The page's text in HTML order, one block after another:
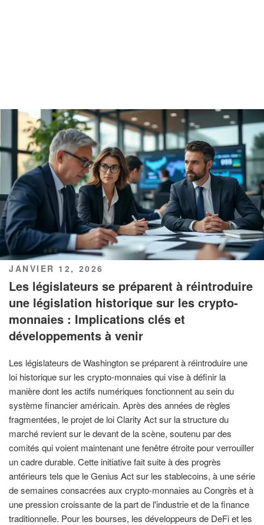
PUBLIÉ
LE
JANVIER 12, 2026
Les législateurs se préparent à réintroduire
une législation historique sur les crypto-
monnaies : Implications clés et
développements à venir
Les législateurs de Washington se préparent à réintroduire une
loi historique sur les crypto-monnaies qui vise à définir la
manière dont les actifs numériques fonctionnent au sein du
système financier américain. Après des années de règles
fragmentées, le projet de loi Clarity Act sur la structure du
marché revient sur le devant de la scène, soutenu par des
comités qui voient maintenant une fenêtre étroite pour verrouiller
un cadre durable. Cette initiative fait suite à des progrès
antérieurs tels que le Genius Act sur les stablecoins, à une série
de semaines consacrées aux crypto-monnaies au Congrès et à
une pression croissante de la part de l'industrie et de la finance
traditionnelle. Pour les bourses, les développeurs de DeFi et les